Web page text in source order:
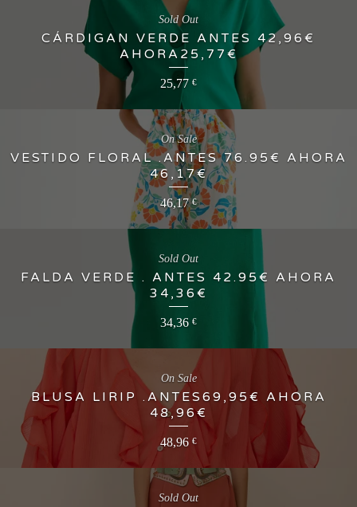
CÁRDIGAN VERDE ANTES 42,96€
AHORA25,77€
25,77 €
Sold Out
VESTIDO FLORAL .ANTES 76.95€ AHORA
46,17€
46,17€
On Sale
FALDA VERDE . ANTES 42.95€ AHORA
34,36€
34,36 €
Sold Out
BLUSA LIRIP .ANTES69,95€ AHORA
48,96€
48,96 €
On Sale
Sold Out